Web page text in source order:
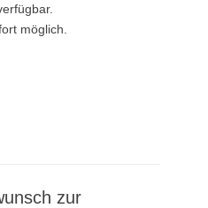
möglich.
zur